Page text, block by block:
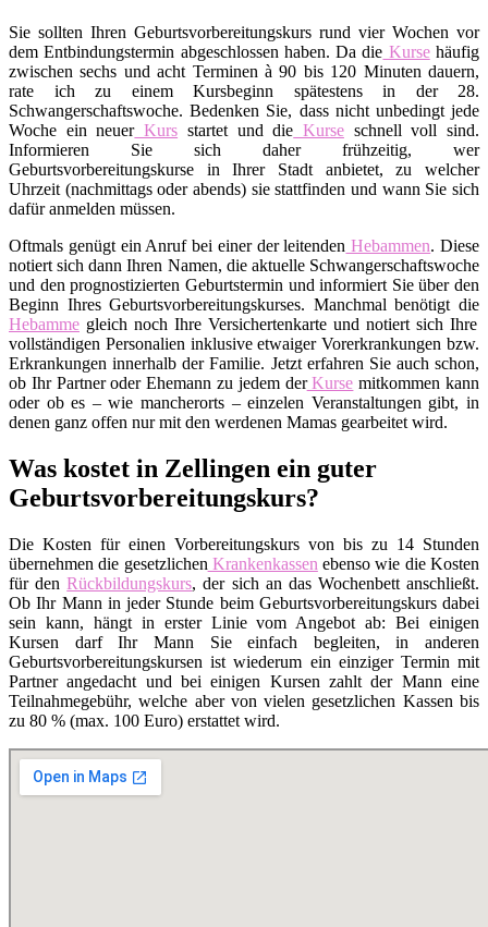
Sie sollten Ihren Geburtsvorbereitungskurs rund vier Wochen vor
dem Entbindungstermin abgeschlossen haben. Da die Kursehäufig
zwischen sechs und acht Terminen à 90 bis 120 Minuten dauern,
rate ich zu einem Kursbeginn spätestens in der 28.
Schwangerschaftswoche. Bedenken Sie, dass nicht unbedingt jede
Woche ein neuerKurs startet und die Kurseschnell voll sind.
Informieren Sie sich daher frühzeitig, wer
Geburtsvorbereitungskurse in Ihrer Stadt anbietet, zu welcher
Uhrzeit (nachmittags oder abends) sie stattfinden und wann Sie sich
dafür anmelden müssen.
Oftmals genügt ein Anruf bei einer der leitenden Hebammen. Diese
notiert sich dann Ihren Namen, die aktuelle Schwangerschaftswoche
und den prognostizierten Geburtstermin und informiert Sie über den
Beginn Ihres Geburtsvorbereitungskurses. Manchmal benötigt die
Hebamme gleich noch Ihre Versichertenkarte und notiert sich Ihre
vollständigen Personalien inklusive etwaiger Vorerkrankungen bzw.
Erkrankungen innerhalb der Familie. Jetzt erfahren Sie auch schon,
ob Ihr Partner oder Ehemann zu jedem derKurse mitkommen kann
oder ob es – wie mancherorts – einzelen Veranstaltungen gibt, in
denen ganz offen nur mit den werdenen Mamas gearbeitet wird.
Was kostet in Zellingen ein guter
Geburtsvorbereitungskurs?
Die Kosten für einen Vorbereitungskurs von bis zu 14 Stunden
übernehmen die gesetzlichen Krankenkassen ebenso wie die Kosten
für denRückbildungskurs, der sich an das Wochenbett anschließt.
Ob Ihr Mann in jeder Stunde beim Geburtsvorbereitungskurs dabei
sein kann, hängt in erster Linie vom Angebot ab: Bei einigen
Kursen darf Ihr Mann Sie einfach begleiten, in anderen
Geburtsvorbereitungskursen ist wiederum ein einziger Termin mit
Partner angedacht und bei einigen Kursen zahlt der Mann eine
Teilnahmegebühr, welche aber von vielen gesetzlichen Kassen bis
zu 80 % (max. 100 Euro) erstattet wird.